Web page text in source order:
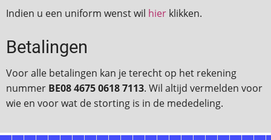
Indien u een uniform wenst wil hier klikken.
Betalingen
Voor alle betalingen kan je terecht op het rekening
nummer BE08 4675 0618 7113. Wil altijd vermelden voor
wie en voor wat de storting is in de mededeling.